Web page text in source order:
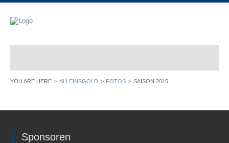
ALLEINSGOLD FOTOS SAISON 2015
Sponsoren